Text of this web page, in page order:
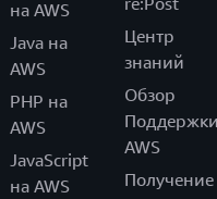
на AWS
Java на
AWS
PHP на
AWS
JavaScript
на AWS
Центр
знаний
Обзор
AWS
Получение